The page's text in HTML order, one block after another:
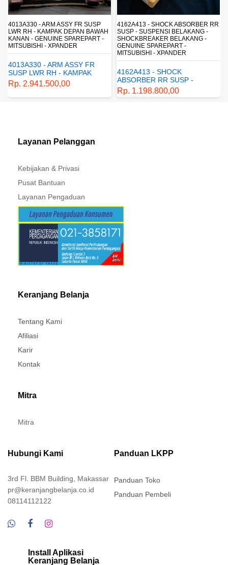
4013A330 - ARM ASSY FR SUSP
LWR RH - KAMPAK DEPAN BAWAH
KANAN - GENUINE SPAREPART -
MITSUBISHI - XPANDER
4013A330 - ARM ASSY FR
SUSP LWR RH - KAMPAK
DEPAN BAWAH KANAN -
GENUINE SPAREPART -
MITSUBISHI - XPANDER
Rp. 2.941.500,00
4162A413 - SHOCK ABSORBER RR
SUSP - SUSPENSI BELAKANG -
SHOCKBREAKER BELAKANG -
GENUINE SPAREPART -
MITSUBISHI - XPANDER
4162A413 - SHOCK
ABSORBER RR SUSP -
SUSPENSI BELAKANG -
SHOCKBREAKER BELAKANG
Rp. 1.198.800,00
Layanan Pelanggan
Kebijakan & Privasi
Pusat Bantuan
Layanan Pengaduan
Keranjang Belanja
Tentang Kami
Afiliasi
Karir
Kontak
Mitra
Mitra
Hubungi Kami
3rd Fl. BBM Building, Makassar
pr@keranjangbelanja.co.id
08114112122
Panduan LKPP
Panduan Toko
Panduan Pembeli
Install Aplikasi
Keranjang Belanja